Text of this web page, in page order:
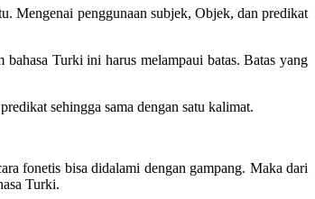
Mengenai penggunaan subjek, Objek, dan predikat
Turki ini harus melampaui batas. Batas yang
sehingga sama dengan satu kalimat.
fonetis bisa didalami dengan gampang. Maka dari
Turki.